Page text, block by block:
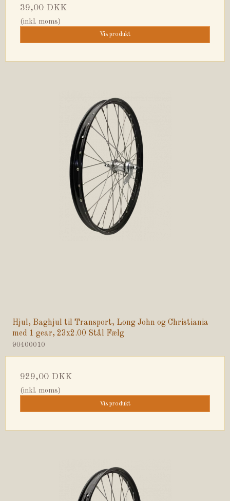
39,00 DKK
(inkl. moms)
Vis produkt
Hjul, Baghjul til Transport, Long John og Christiania
med 1 gear, 23x2.00 Stål Fælg
90400010
929,00 DKK
(inkl. moms)
Vis produkt